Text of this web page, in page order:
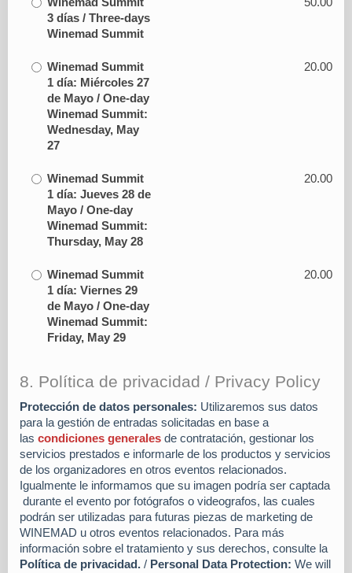
Winemad Summit
3 días / Three-days
Winemad Summit
50.00
Winemad Summit
1 día: Miércoles 27
de Mayo / One-day
Winemad Summit:
Wednesday, May
27
20.00
Winemad Summit
1 día: Jueves 28 de
Mayo / One-day
Winemad Summit:
Thursday, May 28
20.00
Winemad Summit
1 día: Viernes 29
de Mayo / One-day
Winemad Summit:
Friday, May 29
20.00
8. Política de privacidad / Privacy Policy
Protección de datos personales: Utilizaremos sus datos
para la gestión de entradas solicitadas en base a
las condiciones generales de contratación, gestionar los
servicios prestados e informarle de los productos y servicios
de los organizadores en otros eventos relacionados.
Igualmente le informamos que su imagen podría ser captada
durante el evento por fotógrafos o videografos, las cuales
podrán ser utilizadas para futuras piezas de marketing de
WINEMAD u otros eventos relacionados. Para más
información sobre el tratamiento y sus derechos, consulte la
Política de privacidad. / Personal Data Protection: We will